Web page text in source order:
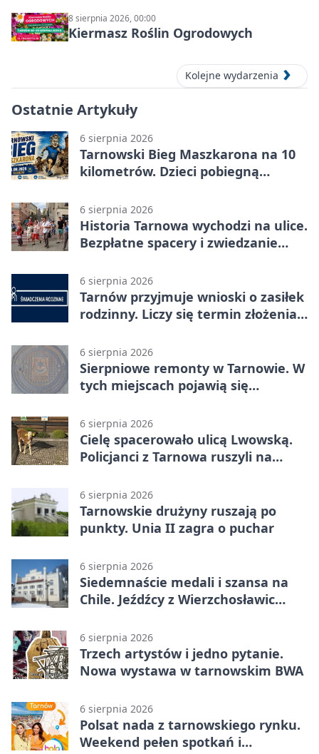
8 sierpnia 2026, 00:00
Kiermasz Roślin Ogrodowych
Kolejne wydarzenia
Ostatnie Artykuły
6 sierpnia 2026
Tarnowski Bieg Maszkarona na 10
kilometrów. Dzieci pobiegną
6 sierpnia 2026
Historia Tarnowa wychodzi na ulice.
Bezpłatne spacery i zwiedzanie
6 sierpnia 2026
Tarnów przyjmuje wnioski o zasiłek
rodzinny. Liczy się termin złożenia
6 sierpnia 2026
Sierpniowe remonty w Tarnowie. W
tych miejscach pojawią się
6 sierpnia 2026
Cielę spacerowało ulicą Lwowską.
Policjanci z Tarnowa ruszyli na
6 sierpnia 2026
Tarnowskie drużyny ruszają po
punkty. Unia II zagra o puchar
6 sierpnia 2026
Siedemnaście medali i szansa na
Chile. Jeźdźcy z Wierzchosławic
6 sierpnia 2026
Trzech artystów i jedno pytanie.
Nowa wystawa w tarnowskim BWA
6 sierpnia 2026
Polsat nada z tarnowskiego rynku.
Weekend pełen spotkań i